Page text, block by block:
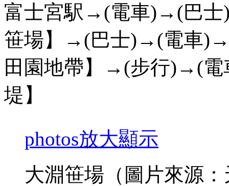
富士宮駅→(電車)→(巴
笹場】→(巴士)→(電車
田園地帶】→(步行)→(
堤】
photos放大顯示
大淵笹場（圖片來源